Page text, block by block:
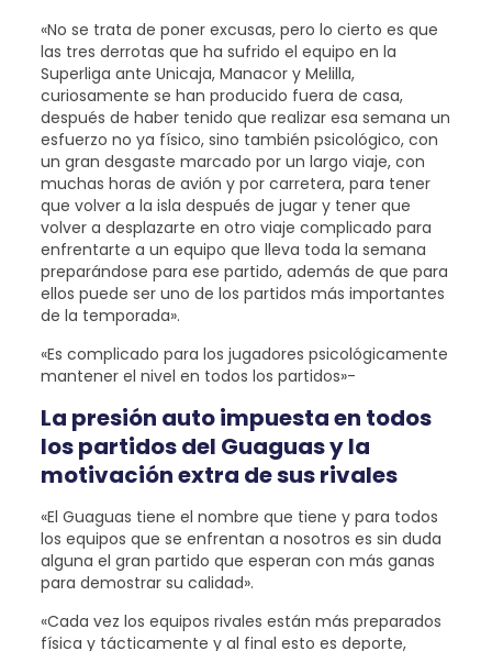
«No se trata de poner excusas, pero lo cierto es que
las tres derrotas que ha sufrido el equipo en la
Superliga ante Unicaja, Manacor y Melilla,
curiosamente se han producido fuera de casa,
después de haber tenido que realizar esa semana un
esfuerzo no ya físico, sino también psicológico, con
un gran desgaste marcado por un largo viaje, con
muchas horas de avión y por carretera, para tener
que volver a la isla después de jugar y tener que
volver a desplazarte en otro viaje complicado para
enfrentarte a un equipo que lleva toda la semana
preparándose para ese partido, además de que para
ellos puede ser uno de los partidos más importantes
de la temporada».
«Es complicado para los jugadores psicológicamente
mantener el nivel en todos los partidos»-
La presión auto impuesta en todos
los partidos del Guaguas y la
motivación extra de sus rivales
«El Guaguas tiene el nombre que tiene y para todos
los equipos que se enfrentan a nosotros es sin duda
alguna el gran partido que esperan con más ganas
para demostrar su calidad».
«Cada vez los equipos rivales están más preparados
física y tácticamente y al final esto es deporte,